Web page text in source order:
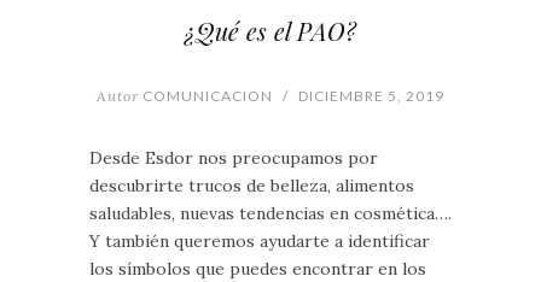
¿Qué es el PAO?
Autor COMUNICACION / DICIEMBRE 5, 2019
Desde Esdor nos preocupamos por
descubrirte trucos de belleza, alimentos
saludables, nuevas tendencias en cosmética….
Y también queremos ayudarte a identificar
los símbolos que puedes encontrar en los